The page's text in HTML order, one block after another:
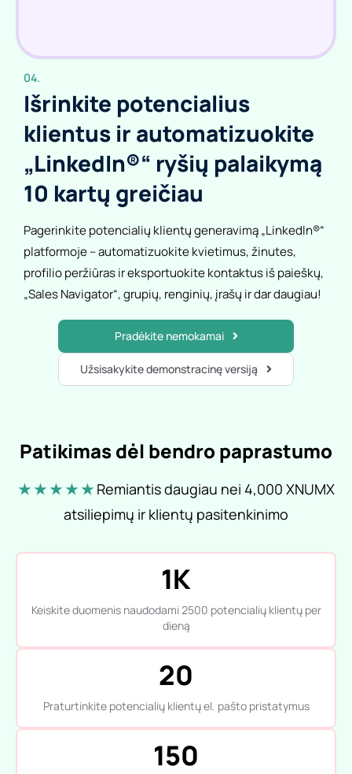
04.
Išrinkite potencialius
klientus ir automatizuokite
„LinkedIn®“ ryšių palaikymą
10 kartų greičiau
Pagerinkite potencialių klientų generavimą „LinkedIn®“
platformoje – automatizuokite kvietimus, žinutes,
profilio peržiūras ir eksportuokite kontaktus iš paieškų,
„Sales Navigator“, grupių, renginių, įrašų ir dar daugiau!
Pradėkite nemokamai
Užsisakykite demonstracinę versiją
Patikimas dėl bendro paprastumo
★ ★ ★ ★ ★ Remiantis daugiau nei 4,000 XNUMX
atsiliepimų ir klientų pasitenkinimo
1K
Keiskite duomenis naudodami 2500 potencialių klientų per
dieną
20
Praturtinkite potencialių klientų el. pašto pristatymus
150